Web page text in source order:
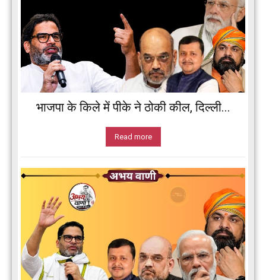
भाजपा के किले में पीके ने ठोकी कील, दिल्ली...
Read more